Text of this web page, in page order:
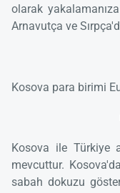
olarak
Arnavutça ve
Kosova para birimi
Kosova ile Türkiye
mevcuttur.
sabah dokuzu